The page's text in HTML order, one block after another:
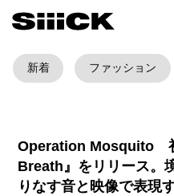
新着 ファッション
Operation Mosquito
Breath』をリリース。
りなす音と映像で表現